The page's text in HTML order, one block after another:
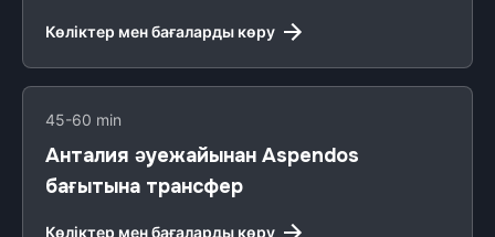
Көліктер мен бағаларды көру
45-60 min
Анталия әуежайынан Aspendos
бағытына трансфер
Көліктер мен бағаларды көру